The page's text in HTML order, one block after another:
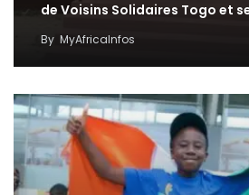
de Voisins Solidaires Togo et
By MyAfricaInfos